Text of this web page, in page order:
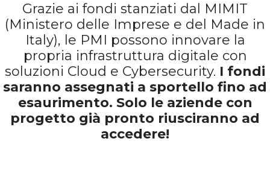
Grazie ai fondi stanziati dal MIMIT
(Ministero delle Imprese e del Made in
Italy), le PMI possono innovare la
propria infrastruttura digitale con
soluzioni Cloud e Cybersecurity. I fondi
saranno assegnati a sportello fino ad
esaurimento. Solo le aziende con
progetto già pronto riusciranno ad
accedere!